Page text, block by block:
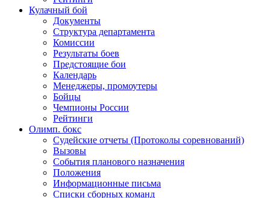
Кулачный бой
Документы
Структура департамента
Комиссии
Результаты боев
Предстоящие бои
Календарь
Менеджеры, промоутеры
Бойцы
Чемпионы России
Рейтинги
Олимп. бокс
Судейские отчеты (Протоколы соревнований)
Вызовы
События планового назначения
Положения
Информационные письма
Списки сборных команд